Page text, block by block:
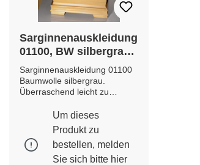
Sarginnenauskleidung
01100, BW silbergrau,
Unterlage abgekettelt,
Seitenstreifen mit
grauem Taftband
Sarginnenauskleidung 01100
Baumwolle silbergrau.
Überraschend leicht zu
Taftband -farblich passend-;
auch zum Verdecken der
Klammern. Die Ausstattung
besteht aus Seitenstreifen und
gekettelter Unterlage. Optional
Um dieses
Produkt zu
bestellen, melden
Sie sich bitte hier